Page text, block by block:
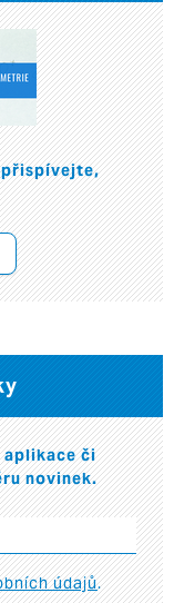
přispívejte,
aplikace či
novinek.
údajů.